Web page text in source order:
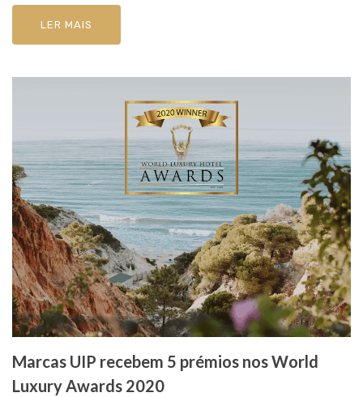
LER MAIS
Marcas UIP recebem 5 prémios nos World
Luxury Awards 2020